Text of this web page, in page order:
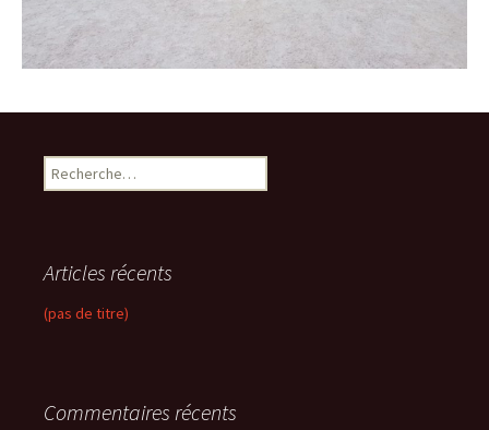
R
e
r
c
h
:
Articles récents
(pas de titre)
Commentaires récents